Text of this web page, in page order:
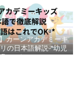
カーンアカデミーキ
の日本語解説ᵕ̈*幼児
はこれでOKᵕ̈*